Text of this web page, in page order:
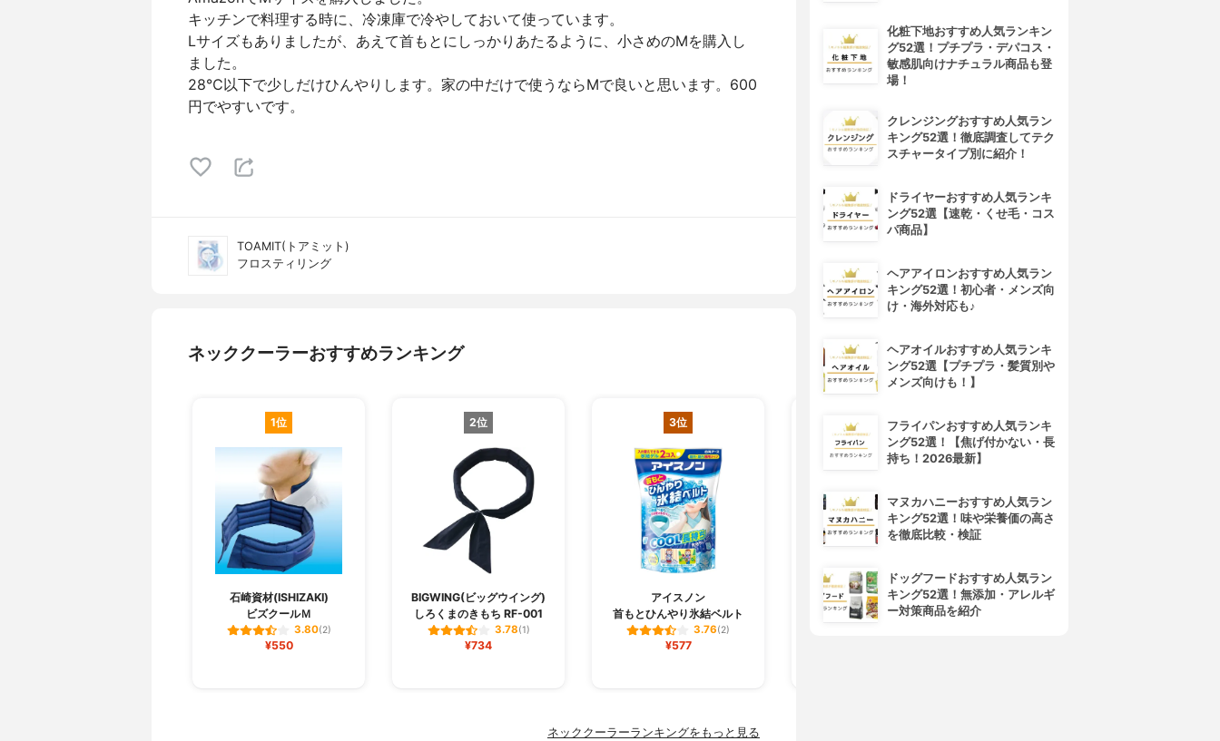
キッチンで料理する時に、冷凍庫で冷やしておいて使っています。
Lサイズもありましたが、あえて首もとにしっかりあたるように、小さめのMを購入し
ました。
28℃以下で少しだけひんやりします。家の中だけで使うならMで良いと思います。600
円でやすいです。
TOAMIT(トアミット)
フロスティリング
ネッククーラーおすすめランキング
1位
石崎資材(ISHIZAKI)
ビズクールＭ
3.80(2)
¥550
2位
BIGWING(ビッグウイング)
しろくまのきもち RF-001
3.78(1)
¥734
3位
アイスノン
首もとひんやり氷結ベルト
3.76(2)
¥577
大作商事
マジクール MCFT6-NBR
アイスノン
ネッククーラーランキングをもっと見る
化粧下地おすすめ人気ランキン
グ52選！プチプラ・デパコス・
敏感肌向けナチュラル商品も登
場！
クレンジングおすすめ人気ラン
キング52選！徹底調査してテク
スチャータイプ別に紹介！
ドライヤーおすすめ人気ランキ
ング52選【速乾・くせ毛・コス
パ商品】
ヘアアイロンおすすめ人気ラン
キング52選！初心者・メンズ向
け・海外対応も♪
ヘアオイルおすすめ人気ランキ
ング52選【プチプラ・髪質別や
メンズ向けも！】
フライパンおすすめ人気ランキ
ング52選！【焦げ付かない・長
持ち！2026最新】
マヌカハニーおすすめ人気ラン
キング52選！味や栄養価の高さ
を徹底比較・検証
ドッグフードおすすめ人気ラン
キング52選！無添加・アレルギ
ー対策商品を紹介